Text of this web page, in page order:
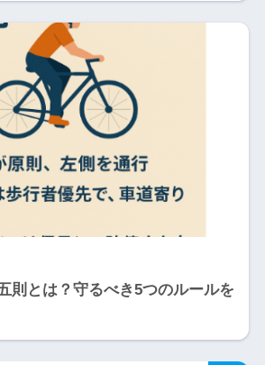
則とは？守るべき5つのルールを